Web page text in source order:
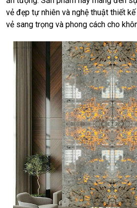
vẻ đẹp tự nhiên và nghệ thuật thiết
vẻ sang trọng và phong cách cho